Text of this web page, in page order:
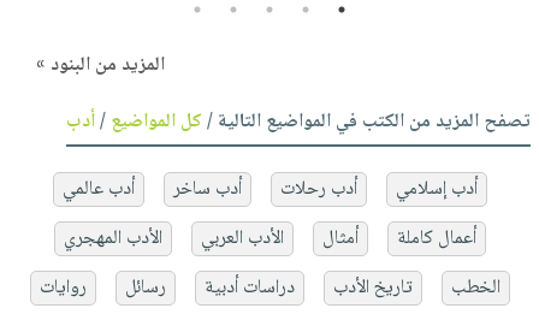
1
2
3
4
5
المزيد من البنود »
تصفح المزيد من الكتب في المواضيع التالية /كل المواضيع/أدب
أدب إسلامي أدب رحلات أدب ساخر
أدب عالمي
أعمال كاملة
أمثال الأدب العربي
الأدب المهجري
الخطب
تاريخ الأدب دراسات أدبية رسائل
روايات